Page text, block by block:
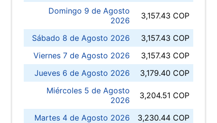
Domingo 9 de Agosto
2026
3,157.43 COP
Sábado 8 de Agosto 2026
3,157.43 COP
Viernes 7 de Agosto 2026
3,157.43 COP
Jueves 6 de Agosto 2026
3,179.40 COP
Miércoles 5 de Agosto
2026
3,204.51 COP
Martes 4 de Agosto 2026
3,230.44 COP